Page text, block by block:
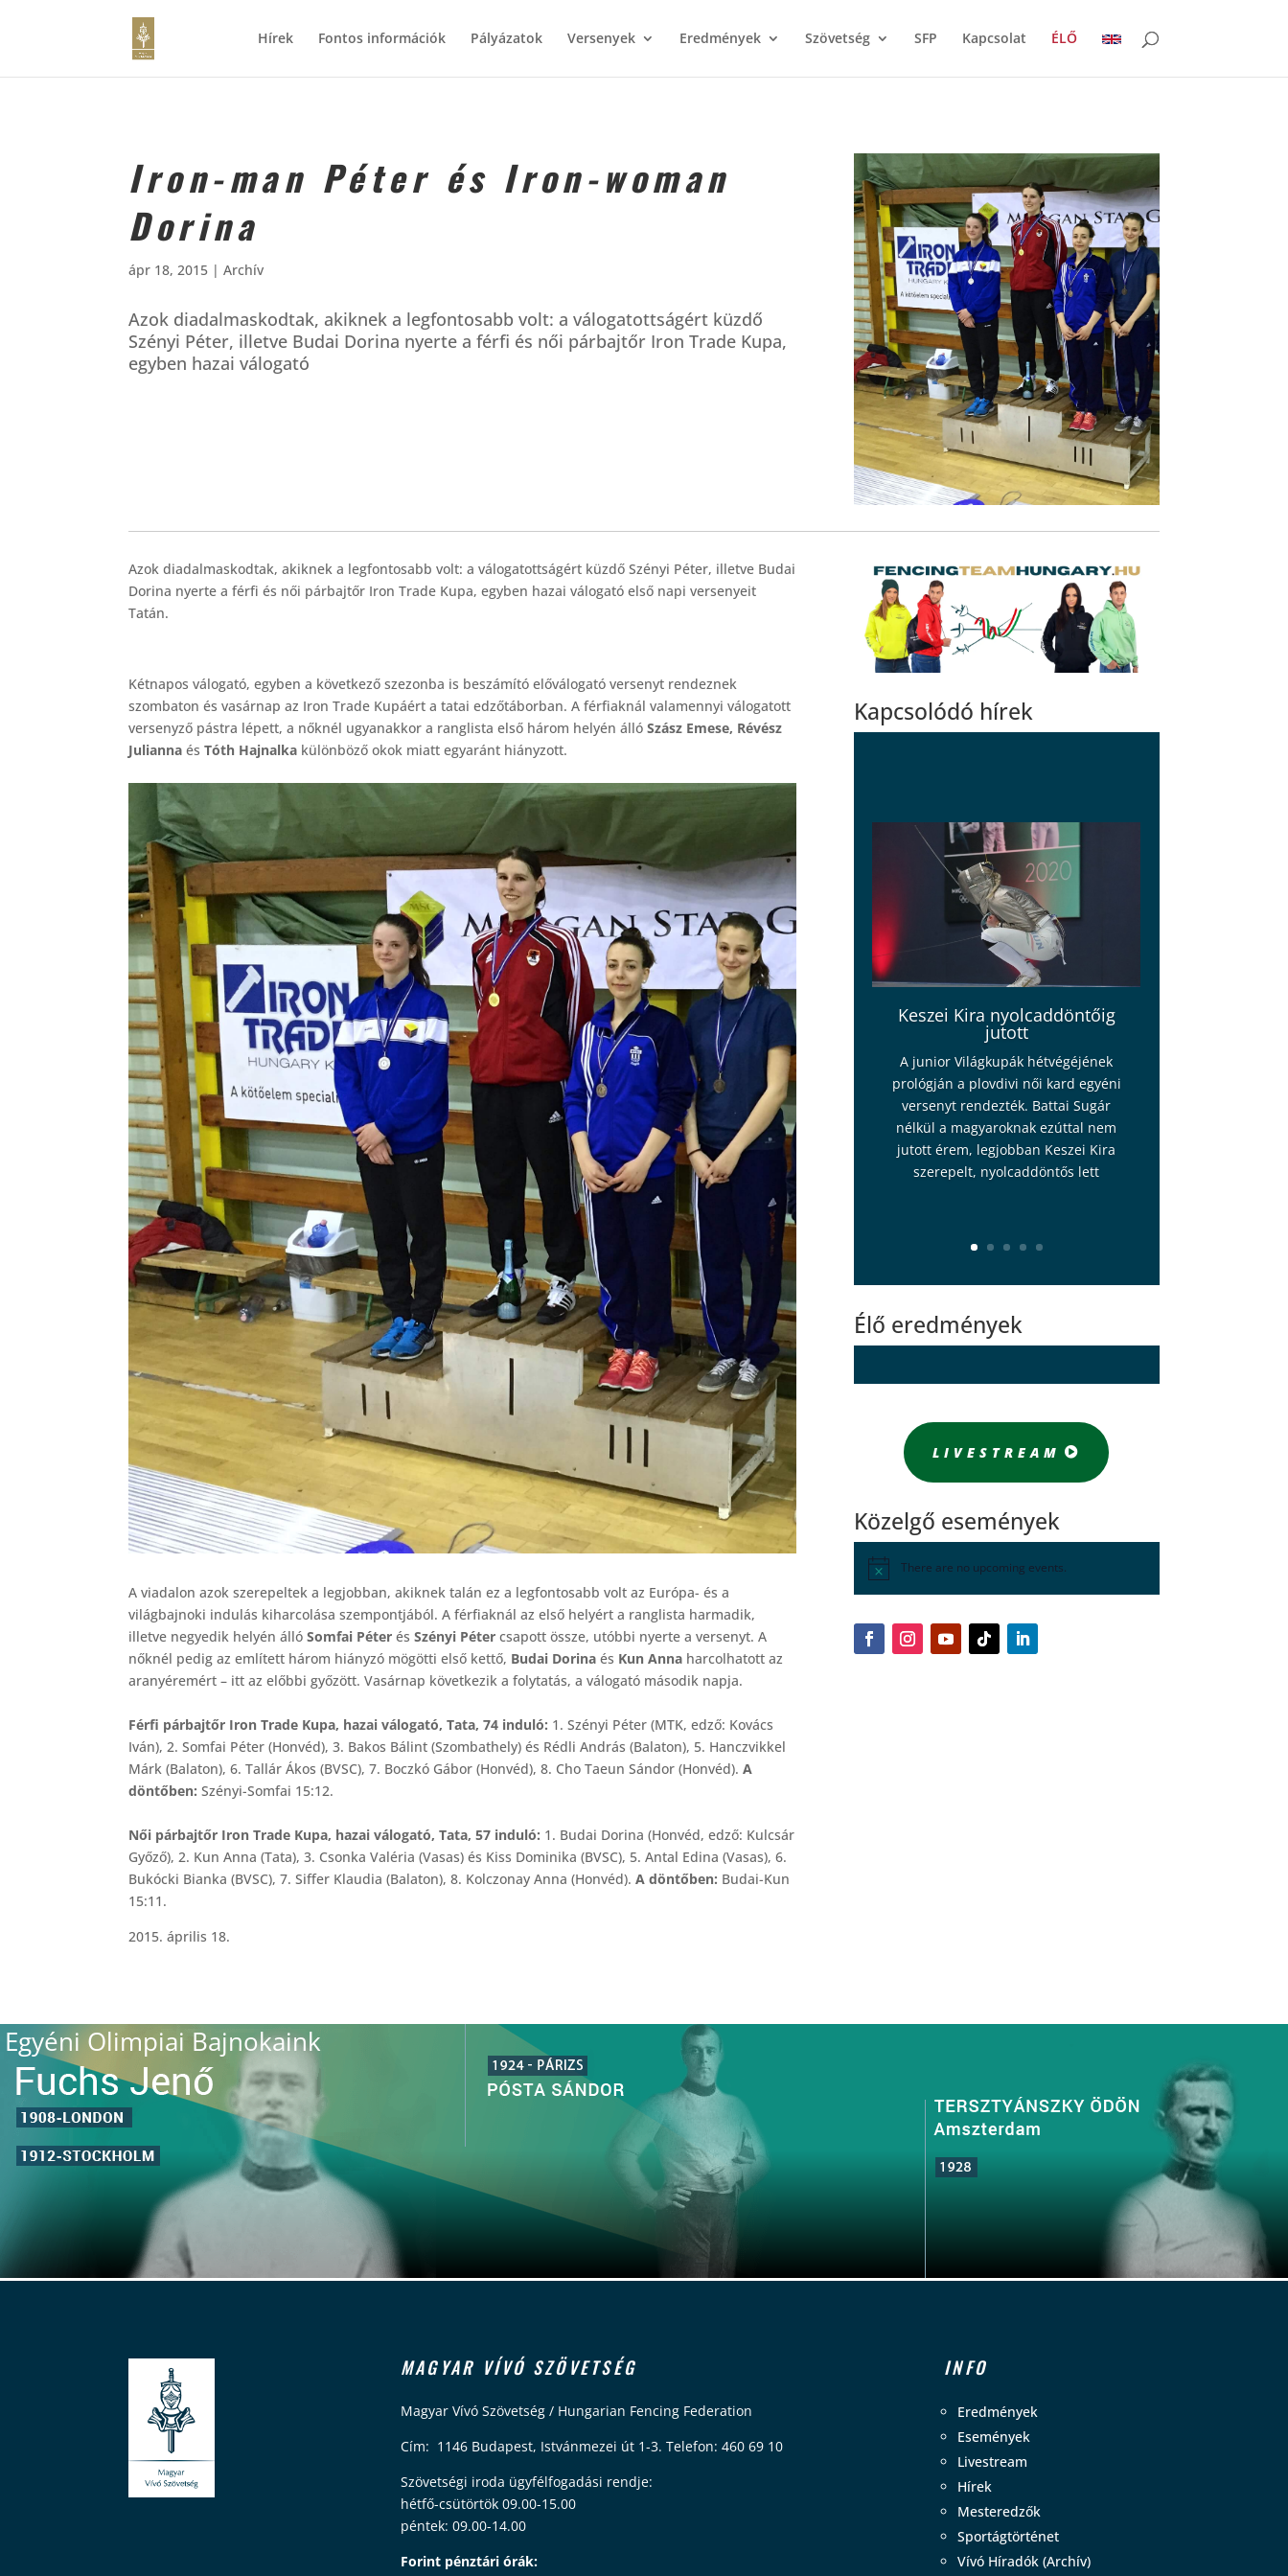
Hírek Fontos információk Pályázatok Versenyek Eredmények Szövetség SFP Kapcsolat ÉLŐ
Iron-man Péter és Iron-woman
Dorina
ápr 18, 2015 |Archív
Azok diadalmaskodtak, akiknek a legfontosabb volt: a válogatottságért küzdő
Szényi Péter, illetve Budai Dorina nyerte a férfi és női párbajtőr Iron Trade Kupa,
egyben hazai válogató
Azok diadalmaskodtak, akiknek a legfontosabb volt: a válogatottságért küzdő Szényi Péter, illetve Budai
Dorina nyerte a férfi és női párbajtőr Iron Trade Kupa, egyben hazai válogató első napi versenyeit
Tatán.
Kétnapos válogató, egyben a következő szezonba is beszámító előválogató versenyt rendeznek
szombaton és vasárnap az Iron Trade Kupáért a tatai edzőtáborban. A férfiaknál valamennyi válogatott
versenyző pástra lépett, a nőknél ugyanakkor a ranglista első három helyén állóSzász Emese, Révész
Julianna ésTóth Hajnalka különböző okok miatt egyaránt hiányzott.
A viadalon azok szerepeltek a legjobban, akiknek talán ez a legfontosabb volt az Európa- és a
világbajnoki indulás kiharcolása szempontjából. A férfiaknál az első helyért a ranglista harmadik,
illetve negyedik helyén állóSomfai Péter ésSzényi Péter csapott össze, utóbbi nyerte a versenyt. A
nőknél pedig az említett három hiányzó mögötti első kettő, Budai Dorinaés Kun Anna harcolhatott az
aranyéremért – itt az előbbi győzött. Vasárnap következik a folytatás, a válogató második napja.
Férfi párbajtőr Iron Trade Kupa, hazai válogató, Tata, 74 induló: 1. Szényi Péter (MTK, edző: Kovács
Iván), 2. Somfai Péter (Honvéd), 3. Bakos Bálint (Szombathely) és Rédli András (Balaton), 5. Hanczvikkel
Márk (Balaton), 6. Tallár Ákos (BVSC), 7. Boczkó Gábor (Honvéd), 8. Cho Taeun Sándor (Honvéd).A
döntőben: Szényi-Somfai 15:12.
Női párbajtőr Iron Trade Kupa, hazai válogató, Tata, 57 induló: 1. Budai Dorina (Honvéd, edző: Kulcsár
Győző), 2. Kun Anna (Tata), 3. Csonka Valéria (Vasas) és Kiss Dominika (BVSC), 5. Antal Edina (Vasas), 6.
Bukócki Bianka (BVSC), 7. Siffer Klaudia (Balaton), 8. Kolczonay Anna (Honvéd).A döntőben: Budai-Kun
15:11.
2015. április 18.
Kapcsolódó hírek
Keszei Kira nyolcaddöntőig
jutott
A junior Világkupák hétvégéjének
prológján a plovdivi női kard egyéni
versenyt rendezték. Battai Sugár
nélkül a magyaroknak ezúttal nem
jutott érem, legjobban Keszei Kira
szerepelt, nyolcaddöntős lett
Élő eredmények
LIVESTREAM
Közelgő események
There are no upcoming events.
Egyéni Olimpiai Bajnokaink
MAGYAR VÍVÓ SZÖVETSÉG
Magyar Vívó Szövetség / Hungarian Fencing Federation
Cím: 1146 Budapest, Istvánmezei út 1-3. Telefon: 460 69 10
Szövetségi iroda ügyfélfogadási rendje:
hétfő-csütörtök 09.00-15.00
péntek: 09.00-14.00
Forint pénztári órák:
INFO
Eredmények
Események
Livestream
Hírek
Mesteredzők
Sportágtörténet
Vívó Híradók (Archív)